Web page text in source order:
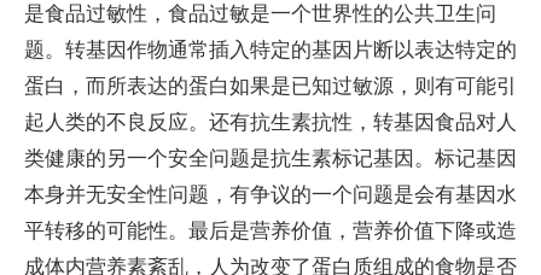
是食品过敏性，食品过敏是一个世界性的公共卫生问
题。转基因作物通常插入特定的基因片断以表达特定的
蛋白，而所表达的蛋白如果是已知过敏源，则有可能引
起人类的不良反应。还有抗生素抗性，转基因食品对人
类健康的另一个安全问题是抗生素标记基因。标记基因
本身并无安全性问题，有争议的一个问题是会有基因水
平转移的可能性。最后是营养价值，营养价值下降或造
成体内营养素紊乱，人为改变了蛋白质组成的食物是否